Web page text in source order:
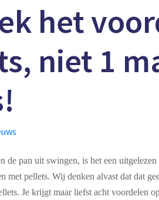
het
niet 1
de pan uit swingen, is het een
met pellets. Wij denken alvast dat dat
Je krijgt maar liefst acht voordelen